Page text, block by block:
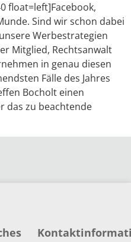
float=left]Facebook,
Sind wir schon dabei
Werbestrategien
Mitglied, Rechtsanwalt
in genau diesen
Fälle des Jahres
Bocholt einen
das zu beachtende